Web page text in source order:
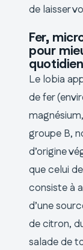
de laisser
Fer,
pour
quotidien
Le lobia
de fer
groupe B,
d’origine
que celui
consiste à
d’une
de citron,
salade de